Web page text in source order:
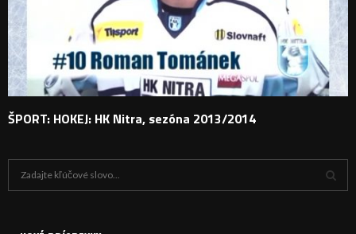
ŠPORT: HOKEJ: HK Nitra, sezóna 2013/2014